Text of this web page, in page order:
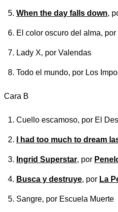
When the day falls down,
El color oscuro del alma,
Lady X, por Valendas
Todo el mundo, por Los
Cara B
Cuello escamoso, por El
I had too much to dream
Ingrid Superstar, por
Busca y destruye, por La
Sangre, por Escuela Muerte